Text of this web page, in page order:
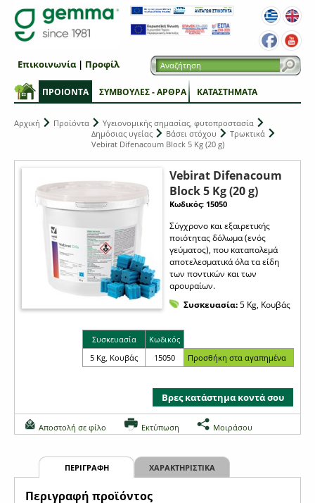
ΠΡΟΙΟΝΤΑ ΣΥΜΒΟΥΛΕΣ - ΑΡΘΡΑ ΚΑΤΑΣΤΗΜΑΤΑ
Επικοινωνία| Προφίλ
Αρχική Προϊόντα
Υγειονομικής σημασίας, φυτοπροστασία
Δημόσιας υγείας
Βάσει στόχου
Τρωκτικά
Vebirat Difenacoum Block 5 Kg (20 g)
Vebirat Difenacoum
Block 5 Kg (20 g)
Κωδικός: 15050
Σύγχρονο και εξαιρετικής
ποιότητας δόλωμα (ενός
γεύματος), που καταπολεμά
αποτελεσματικά όλα τα είδη
των ποντικών και των
αρουραίων.
Συσκευασία:5 Kg, Κουβάς
Συσκευασία
Κωδικός
5 Kg, Κουβάς
15050
Βρες κατάστημα κοντά σου
Αποστολή σε φίλο Εκτύπωση Μοιράσου
ΠΕΡΙΓΡΑΦΗ ΧΑΡΑΚΤΗΡΙΣΤΙΚΑ
Περιγραφή προϊόντος